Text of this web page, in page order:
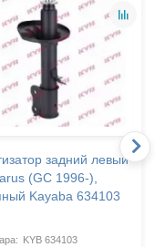
задний левый
(GC 1996-),
Kayaba 634103
KYB 634103